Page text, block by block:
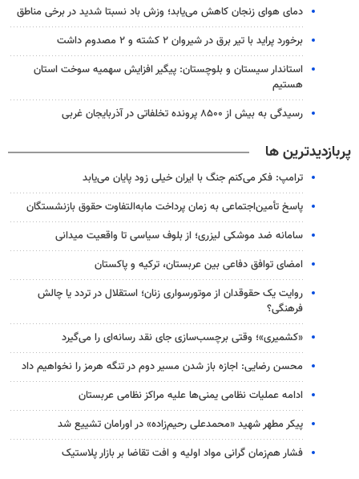
دمای هوای زنجان کاهش می‌یابد؛ وزش باد نسبتا شدید در برخی مناطق
برخورد پراید با تیر برق در شیروان ۲ کشته و ۲ مصدوم داشت
استاندار سیستان و بلوچستان: پیگیر افزایش سهمیه سوخت استان
هستیم
رسیدگی به بیش از ۸۵۰۰ پرونده تخلفاتی در آذربایجان غربی
پربازدیدترین ها
ترامپ: فکر می‌کنم جنگ با ایران خیلی زود پایان می‌یابد
پاسخ تأمین‌اجتماعی به زمان پرداخت مابه‌التفاوت حقوق بازنشستگان
سامانه ضد موشکی لیزری؛ از بلوف سیاسی تا واقعیت میدانی
امضای توافق دفاعی بین عربستان، ترکیه و پاکستان
روایت یک حقوقدان از موتورسواری زنان؛ استقلال در تردد یا چالش
فرهنگی؟
«کشمیری»؛ وقتی برچسب‌سازی جای نقد رسانه‌ای را می‌گیرد
محسن رضایی: اجازه باز شدن مسیر دوم در تنگه هرمز را نخواهیم داد
ادامه عملیات نظامی یمنی‌ها علیه مراکز نظامی عربستان
پیکر مطهر شهید «محمدعلی رحیم‌زاده» در اورامان تشییع شد
فشار هم‌زمان گرانی مواد اولیه و افت تقاضا بر بازار پلاستیک